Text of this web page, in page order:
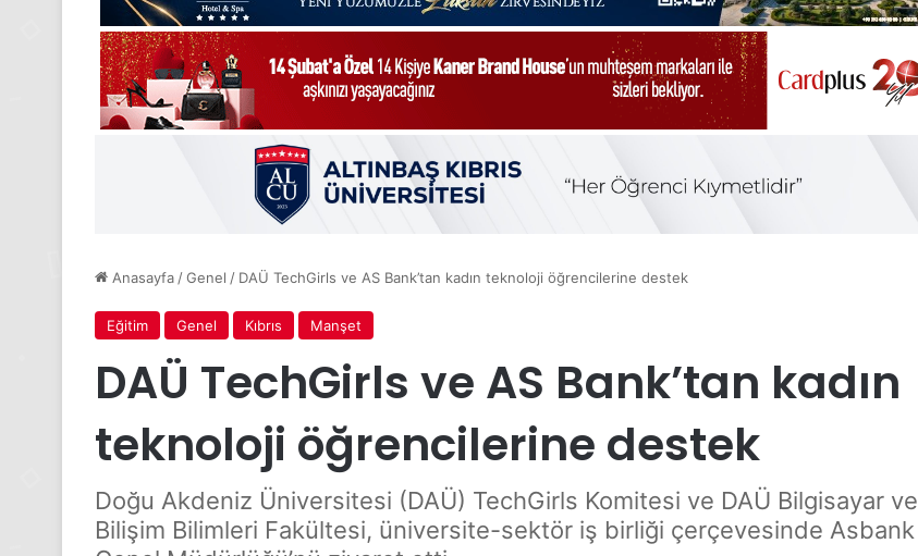
Anasayfa /Genel / DAÜ TechGirls ve AS Bank’tan kadın teknoloji öğrencilerine destek
Eğitim Genel Kıbrıs Manşet
DAÜ TechGirls ve AS Bank’tan kadın
teknoloji öğrencilerine destek
Doğu Akdeniz Üniversitesi (DAÜ) TechGirls Komitesi ve DAÜ Bilgisayar ve
Bilişim Bilimleri Fakültesi, üniversite-sektör iş birliği çerçevesinde Asbank